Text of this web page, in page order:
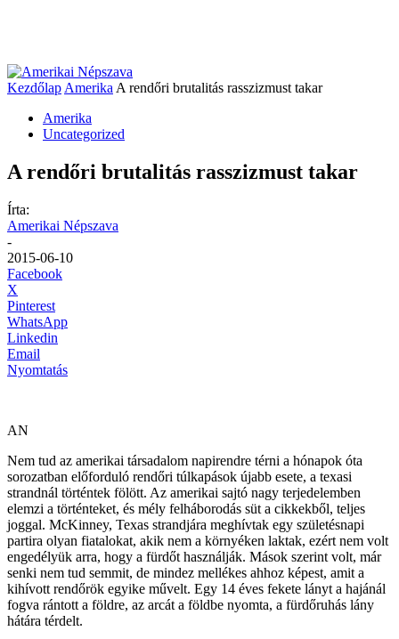
Kezdőlap Amerika A rendőri brutalitás rasszizmust takar
Amerika
Uncategorized
A rendőri brutalitás rasszizmust takar
Írta:
Amerikai Népszava
-
2015-06-10
Facebook
X
Pinterest
WhatsApp
Linkedin
Email
Nyomtatás
AN
Nem tud az amerikai társadalom napirendre térni a hónapok óta
sorozatban előforduló rendőri túlkapások újabb esete, a texasi
strandnál történtek fölött. Az amerikai sajtó nagy terjedelemben
elemzi a történteket, és mély felháborodás süt a cikkekből, teljes
joggal. McKinney, Texas strandjára meghívtak egy születésnapi
partira olyan fiatalokat, akik nem a környéken laktak, ezért nem volt
engedélyük arra, hogy a fürdőt használják. Mások szerint volt, már
senki nem tud semmit, de mindez mellékes ahhoz képest, amit a
kihívott rendőrök egyike művelt. Egy 14 éves fekete lányt a hajánál
fogva rántott a földre, az arcát a földbe nyomta, a fürdőruhás lány
hátára térdelt.